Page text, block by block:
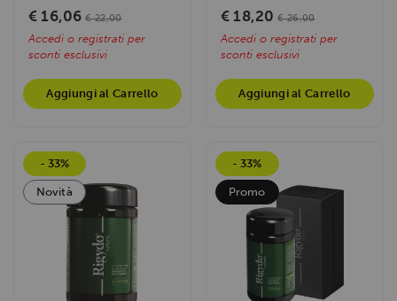
favorisce il...
€ 16,06 € 22,00
Accedi o registrati per
sconti esclusivi
Aggiungi al Carrello
il...
€ 18,20 € 26,00
Accedi o registrati per
sconti esclusivi
Aggiungi al Carrello
- 33%
Novità
- 33%
Promo